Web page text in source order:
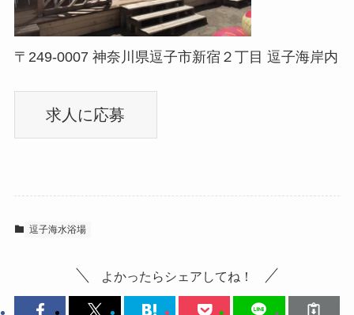
〒249-0007 神奈川県逗子市新宿２丁目 逗子海岸内
逗子海水浴場
よかったらシェアしてね！